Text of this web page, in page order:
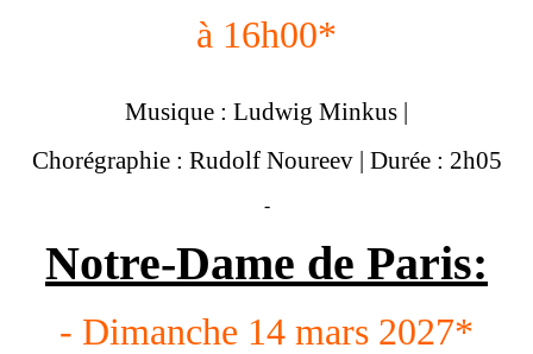
à 16h00*
Musique : Ludwig Minkus |
Chorégraphie : Rudolf Noureev | Durée : 2h05
-
Notre-Dame de Paris:
- Dimanche 14 mars 2027*